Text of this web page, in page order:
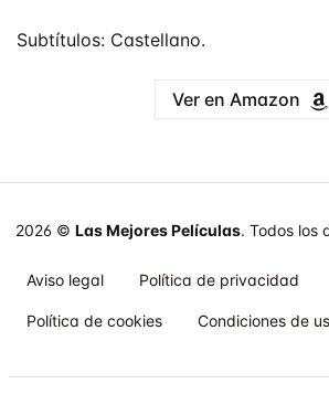
Subtítulos: Castellano.
Ver en Amazon
2026 © Las Mejores Películas. Todos los
Aviso legal Política de privacidad
Política de cookies Condiciones de